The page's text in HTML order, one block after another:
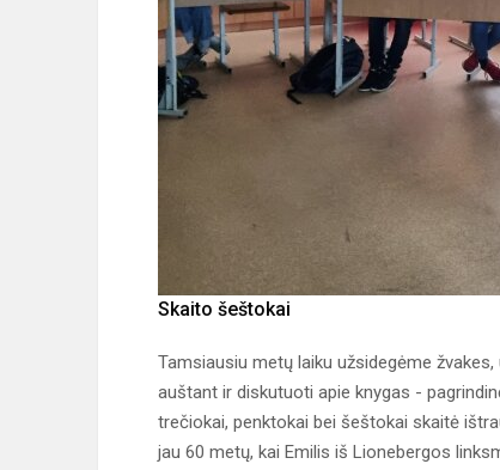
Skaito šeštokai
Tamsiausiu metų laiku užsidegėme
auštant ir diskutuoti apie knygas -
trečiokai, penktokai bei šeštokai skaitė
jau 60 metų, kai Emilis iš Lionebergos